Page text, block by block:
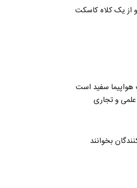
از یک کلاه کاسکت
هواپیما سفید است
علمی و تجاری
بخوانند